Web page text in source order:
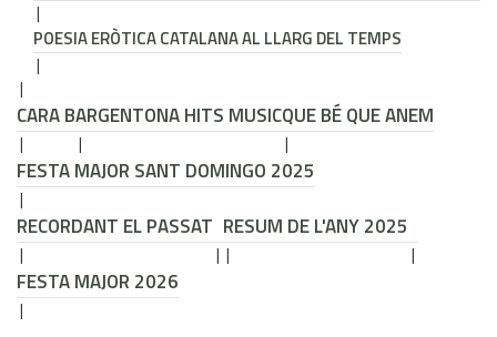
POESIA ERÒTICA CATALANA AL LLARG DEL TEMPS
CARA BARGENTONA HITS MUSICQUE BÉ QUE ANEM
FESTA MAJOR SANT DOMINGO 2025
RECORDANT EL PASSAT RESUM DE L'ANY 2025
FESTA MAJOR 2026